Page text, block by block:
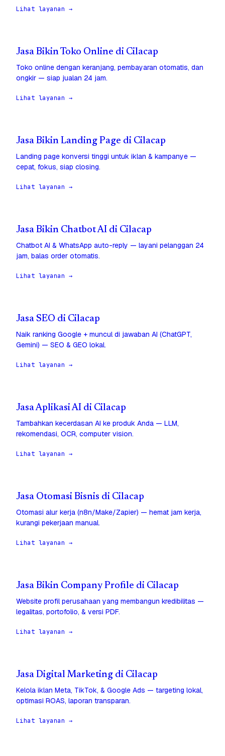
Lihat layanan →
Jasa Bikin Toko Online di Cilacap
Toko online dengan keranjang, pembayaran otomatis, dan
ongkir — siap jualan 24 jam.
Lihat layanan →
Jasa Bikin Landing Page di Cilacap
Landing page konversi tinggi untuk iklan & kampanye —
cepat, fokus, siap closing.
Lihat layanan →
Jasa Bikin Chatbot AI di Cilacap
Chatbot AI & WhatsApp auto-reply — layani pelanggan 24
jam, balas order otomatis.
Lihat layanan →
Jasa SEO di Cilacap
Naik ranking Google + muncul di jawaban AI (ChatGPT,
Gemini) — SEO & GEO lokal.
Lihat layanan →
Jasa Aplikasi AI di Cilacap
Tambahkan kecerdasan AI ke produk Anda — LLM,
rekomendasi, OCR, computer vision.
Lihat layanan →
Jasa Otomasi Bisnis di Cilacap
Otomasi alur kerja (n8n/Make/Zapier) — hemat jam kerja,
kurangi pekerjaan manual.
Lihat layanan →
Jasa Bikin Company Profile di Cilacap
Website profil perusahaan yang membangun kredibilitas —
legalitas, portofolio, & versi PDF.
Lihat layanan →
Jasa Digital Marketing di Cilacap
Kelola iklan Meta, TikTok, & Google Ads — targeting lokal,
optimasi ROAS, laporan transparan.
Lihat layanan →